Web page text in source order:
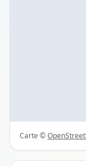
Carte ©